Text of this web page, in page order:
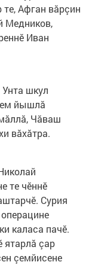
те, Афган вăрçин
Медников,
Иван
шкул
йышлă
Чăваш
вăхăтра.
те чӗннӗ
Сурия
каласа пачӗ.
ятарлă çар
çемйисене